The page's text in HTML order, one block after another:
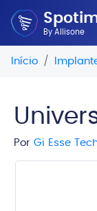
By Allisone
Início
Por Gi Esse